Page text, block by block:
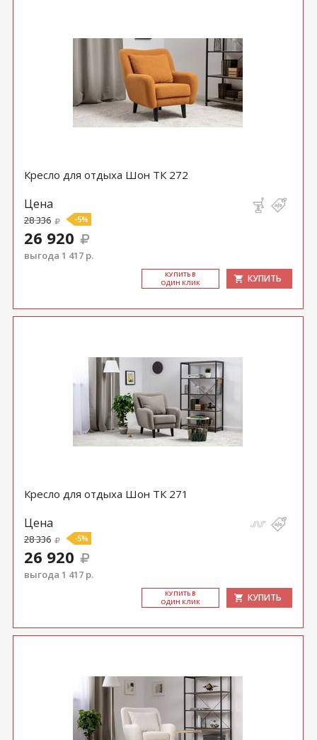
Кресло для отдыха Шон ТК 272
Цена
28 336 -5%
26 920
выгода 1 417 р.
КУ­ПИТЬ В
ОДИН КЛИК
КУПИТЬ
Кресло для отдыха Шон ТК 271
Цена
28 336 -5%
26 920
выгода 1 417 р.
КУ­ПИТЬ В
ОДИН КЛИК
КУПИТЬ